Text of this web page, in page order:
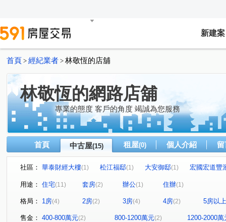
新建案
首頁 > 經紀業者 > 林敬恆的店舖
林敬恆的網路店舖
專業的態度 客戶的角度 竭誠為您服務
首頁 中古屋(15) 租屋(0) 個人介紹
社區： 華泰財經大樓(1) 松江福邸(1) 大安御邸(1)
宏國宏道豐
I-MORE新生代 (1) 林森觀光大廈 首善鑽石大廈
民權東路二段
(1) (1) 中環路二段(1) 林森北路(1)
安民街(1) 基隆路二段 (1) 行善路(1) 吉林路 (1)
伊通
用途： 住宅(11) 套房(2) 辦公(1) 住辦(1)
格局： 1房(4) 2房(2) 3房(4) 4房(2) 5房以上
售金： 400-800萬元(2) 800-1200萬元(2) 1200-2000萬